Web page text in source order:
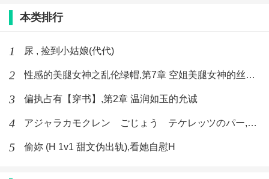
本类排行
1 尿 , 捡到小姑娘(代代)
2 性感的美腿女神之乱伦绿帽,第7章 空姐美腿女神的丝袜足交
3 偏执占有【穿书】,第2章 温润如玉的允诚
4 アジャラカモクレン ごじょう テケレッツのパー,【No. 42 Rube Goldberg Machine】十四
5 偷妳 (H 1v1 甜文伪出轨),看她自慰H